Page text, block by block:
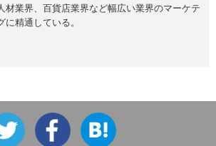
材業界、百貨店業界など幅広い業界のマーケテ
に精通している。